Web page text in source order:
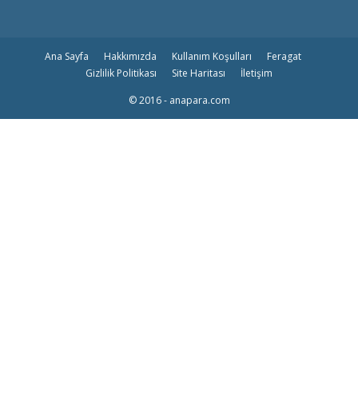
Ana Sayfa Hakkımızda Kullanım Koşulları
Feragat
Gizlilik Politikası
Site Haritası
İletişim
© 2016 - anapara.com